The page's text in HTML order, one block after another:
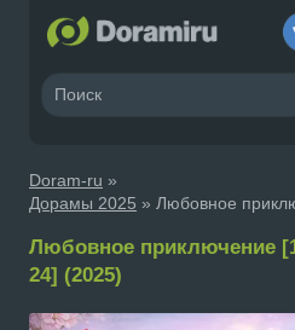
Doram-ru »
Дорамы 2025 » Любовное
Любовное приключение
24] (2025)